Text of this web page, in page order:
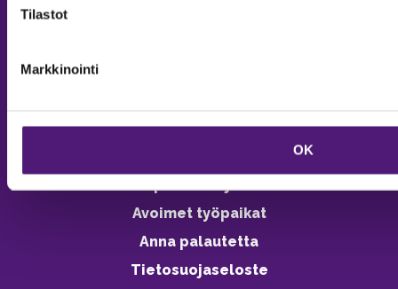
Tilastot
Markkinointi
OK
Avoimet työpaikat
Anna palautetta
Tietosuojaseloste